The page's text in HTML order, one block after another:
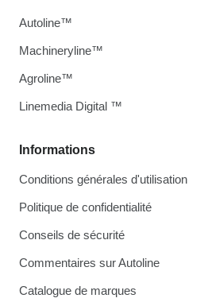
Informations
Conditions générales d'utilisation
Politique de confidentialité
Conseils de sécurité
Commentaires sur Autoline
Catalogue de marques
Autoline™
Machineryline™
Agroline™
Linemedia Digital ™